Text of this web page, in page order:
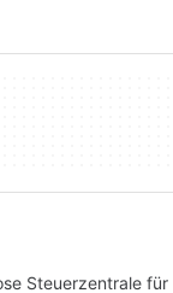
Steuerzentrale für